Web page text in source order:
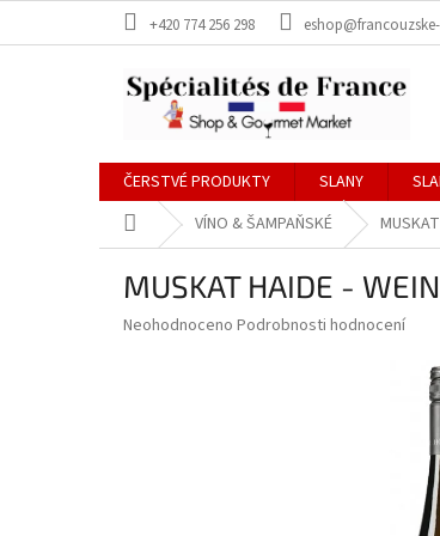
+420 774 256 298
ČERSTVÉ PRODUKTY SLANY
Domů VÍNO & ŠAMPAŇSKÉ
MUSKAT HAIDE -
Průměrné
Neohodnoceno Podrobnosti hodnocení